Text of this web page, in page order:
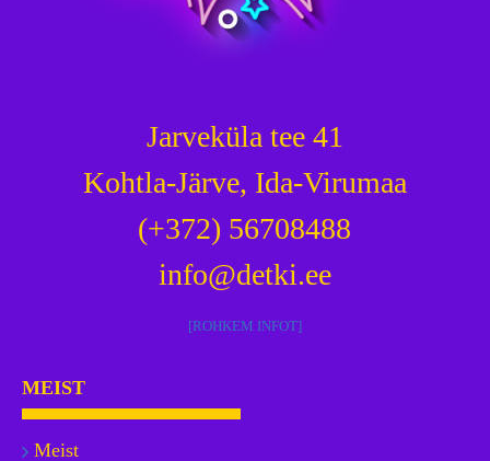
Jarveküla tee 41
Kohtla-Järve, Ida-Virumaa
(+372) 56708488
info@detki.ee
[ROHKEM INFOT]
MEIST
Meist